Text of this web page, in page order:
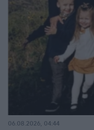
06.08.2026, 04:44